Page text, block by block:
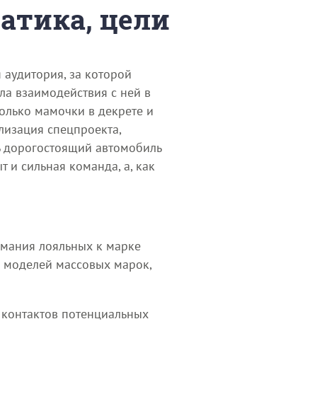
цели
за которой
взаимодействия с ней в
мамочки в декрете и
спецпроекта,
автомобиль
и сильная команда, а, как
лояльных к марке
моделей массовых марок,
потенциальных